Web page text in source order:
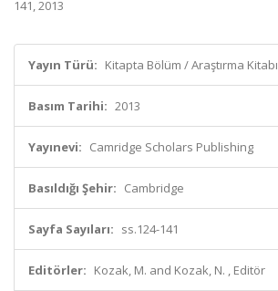
141, 2013
Yayın Türü: Kitapta Bölüm / Araştırma Kitabı
Basım Tarihi: 2013
Yayınevi: Camridge Scholars Publishing
Basıldığı Şehir: Cambridge
Sayfa Sayıları: ss.124-141
Editörler: Kozak, M. and Kozak, N. , Editör